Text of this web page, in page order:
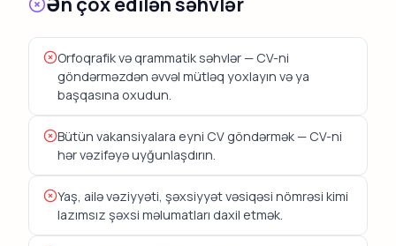
Orfoqrafik və qrammatik səhvlər — CV-ni
göndərməzdən əvvəl mütləq yoxlayın və ya
başqasına oxudun.
Bütün vakansiyalara eyni CV göndərmək — CV-ni
hər vəzifəyə uyğunlaşdırın.
Yaş, ailə vəziyyəti, şəxsiyyət vəsiqəsi nömrəsi kimi
lazımsız şəxsi məlumatları daxil etmək.